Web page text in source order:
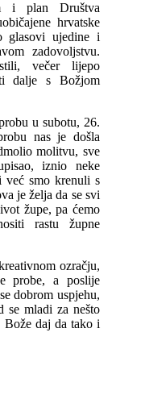
i plan Društva
hrvatske
glasovi ujedine i
zadovoljstvu.
večer lijepo
dalje s Božjom
u subotu, 26.
nas je došla
molitvu, sve
iznio neke
smo krenuli s
je želja da se svi
župe, pa ćemo
rastu župne
ozračju,
probe, a poslije
dobrom uspjehu,
se mladi za nešto
daj da tako i